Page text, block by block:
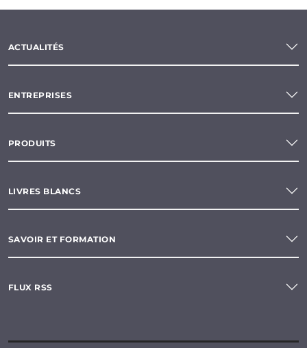
ACTUALITÉS
ENTREPRISES
PRODUITS
LIVRES BLANCS
SAVOIR ET FORMATION
FLUX RSS